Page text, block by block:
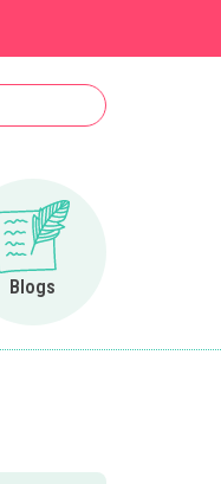
Blogs
Ga naar Blogs